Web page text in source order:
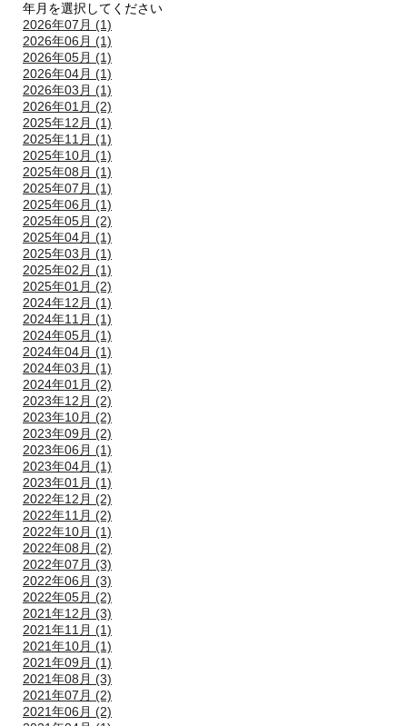
年月を選択してください
2026年07月 (1)
2026年06月 (1)
2026年05月 (1)
2026年04月 (1)
2026年03月 (1)
2026年01月 (2)
2025年12月 (1)
2025年11月 (1)
2025年10月 (1)
2025年08月 (1)
2025年07月 (1)
2025年06月 (1)
2025年05月 (2)
2025年04月 (1)
2025年03月 (1)
2025年02月 (1)
2025年01月 (2)
2024年12月 (1)
2024年11月 (1)
2024年05月 (1)
2024年04月 (1)
2024年03月 (1)
2024年01月 (2)
2023年12月 (2)
2023年10月 (2)
2023年09月 (2)
2023年06月 (1)
2023年04月 (1)
2023年01月 (1)
2022年12月 (2)
2022年11月 (2)
2022年10月 (1)
2022年08月 (2)
2022年07月 (3)
2022年06月 (3)
2022年05月 (2)
2021年12月 (3)
2021年11月 (1)
2021年10月 (1)
2021年09月 (1)
2021年08月 (3)
2021年07月 (2)
2021年06月 (2)